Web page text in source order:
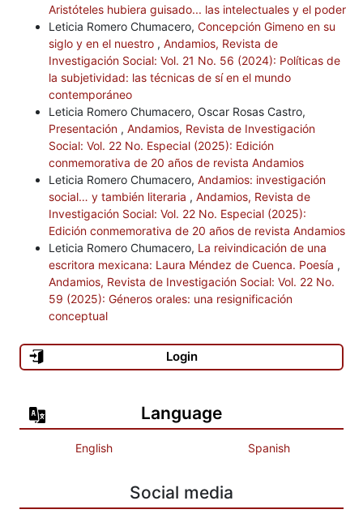
Aristóteles hubiera guisado... las intelectuales y el poder
Leticia Romero Chumacero, Concepción Gimeno en su
siglo y en el nuestro , Andamios, Revista de
Investigación Social: Vol. 21 No. 56 (2024): Políticas de
la subjetividad: las técnicas de sí en el mundo
contemporáneo
Leticia Romero Chumacero, Oscar Rosas Castro,
Presentación , Andamios, Revista de Investigación
Social: Vol. 22 No. Especial (2025): Edición
conmemorativa de 20 años de revista Andamios
Leticia Romero Chumacero, Andamios: investigación
social… y también literaria , Andamios, Revista de
Investigación Social: Vol. 22 No. Especial (2025):
Edición conmemorativa de 20 años de revista Andamios
Leticia Romero Chumacero, La reivindicación de una
escritora mexicana: Laura Méndez de Cuenca. Poesía ,
Andamios, Revista de Investigación Social: Vol. 22 No.
59 (2025): Géneros orales: una resignificación
conceptual
Login
Language
English Spanish
Social media